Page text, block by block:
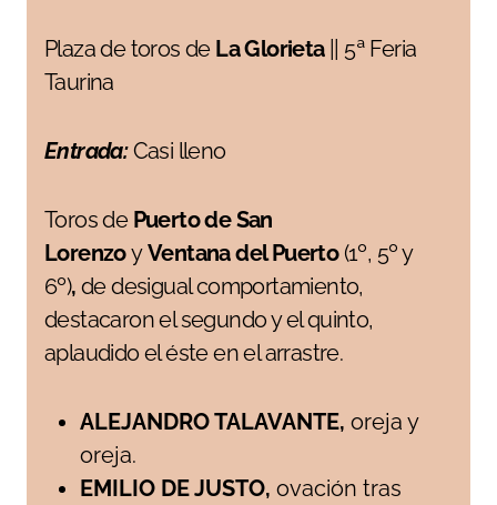
Plaza de toros deLa Glorieta|| 5ª Feria
Taurina
Entrada:Casi lleno
Toros de Puerto de San
LorenzoyVentana del Puerto(1º, 5º y
6º), de desigual comportamiento,
destacaron el segundo y el quinto,
aplaudido el éste en el arrastre.
ALEJANDRO TALAVANTE, oreja y
oreja.
EMILIO DE JUSTO, ovación tras